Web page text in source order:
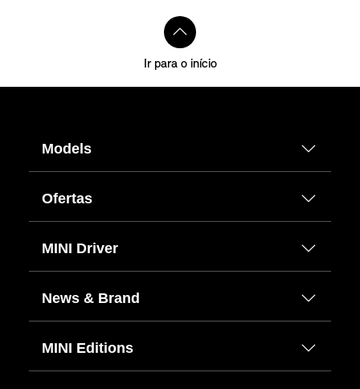
Ir para o início
Models
Ofertas
MINI Driver
News & Brand
MINI Editions